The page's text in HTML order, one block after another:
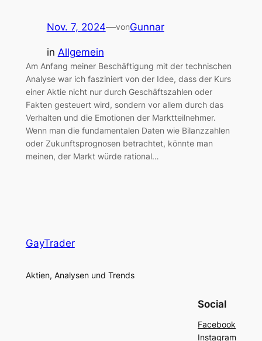
Nov. 7, 2024—vonGunnar
in Allgemein
Am Anfang meiner Beschäftigung mit der technischen
Analyse war ich fasziniert von der Idee, dass der Kurs
einer Aktie nicht nur durch Geschäftszahlen oder
Fakten gesteuert wird, sondern vor allem durch das
Verhalten und die Emotionen der Marktteilnehmer.
Wenn man die fundamentalen Daten wie Bilanzzahlen
oder Zukunftsprognosen betrachtet, könnte man
meinen, der Markt würde rational…
GayTrader
Aktien, Analysen und Trends
Social
Facebook
Instagram